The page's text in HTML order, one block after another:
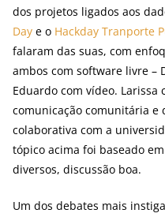
dos projetos ligados aos
Day e o Hackday Tranporte
falaram das suas, com
ambos com software livre –
Eduardo com vídeo. Larissa
comunicação comunitária e
colaborativa com a
tópico acima foi baseado
diversos, discussão boa.
Um dos debates mais